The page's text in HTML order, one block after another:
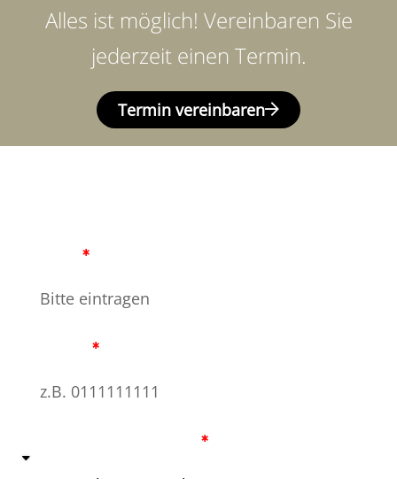
Alles ist möglich! Vereinbaren Sie
jederzeit einen Termin.
Termin vereinbaren